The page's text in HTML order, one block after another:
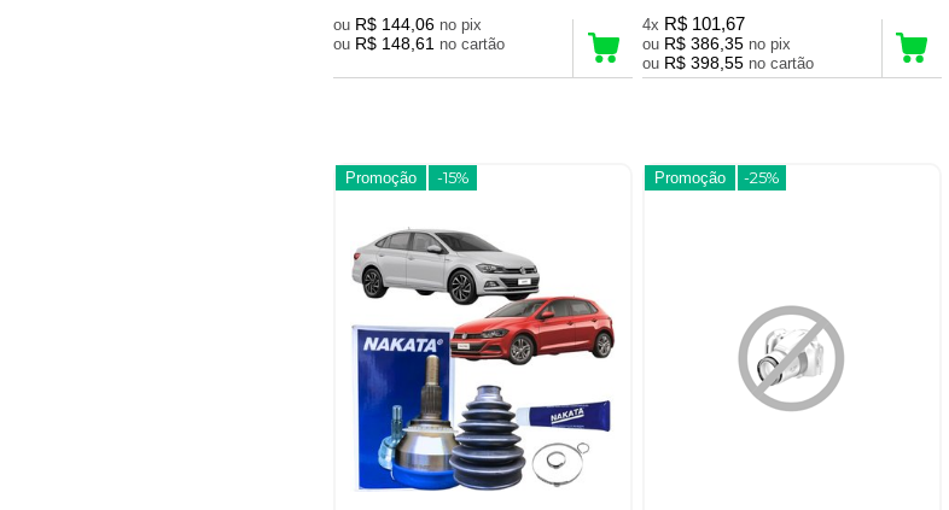
ou R$ 144,06
no pix
ou R$ 148,61 no cartão
4x R$ 101,67
ou R$ 386,35
no pix
ou R$ 398,55 no cartão
Promoção -15% Promoção -25%